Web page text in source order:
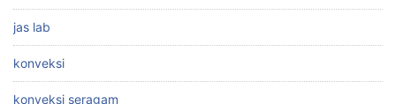
jas lab
konveksi
konveksi seragam